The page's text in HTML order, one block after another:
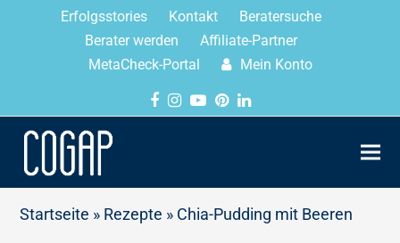
Erfolgsstories Kontakt
Beratersuche
Berater werden
Affiliate-Partner
MetaCheck-Portal
Mein Konto
Startseite » Rezepte » Chia-Pudding mit Beeren